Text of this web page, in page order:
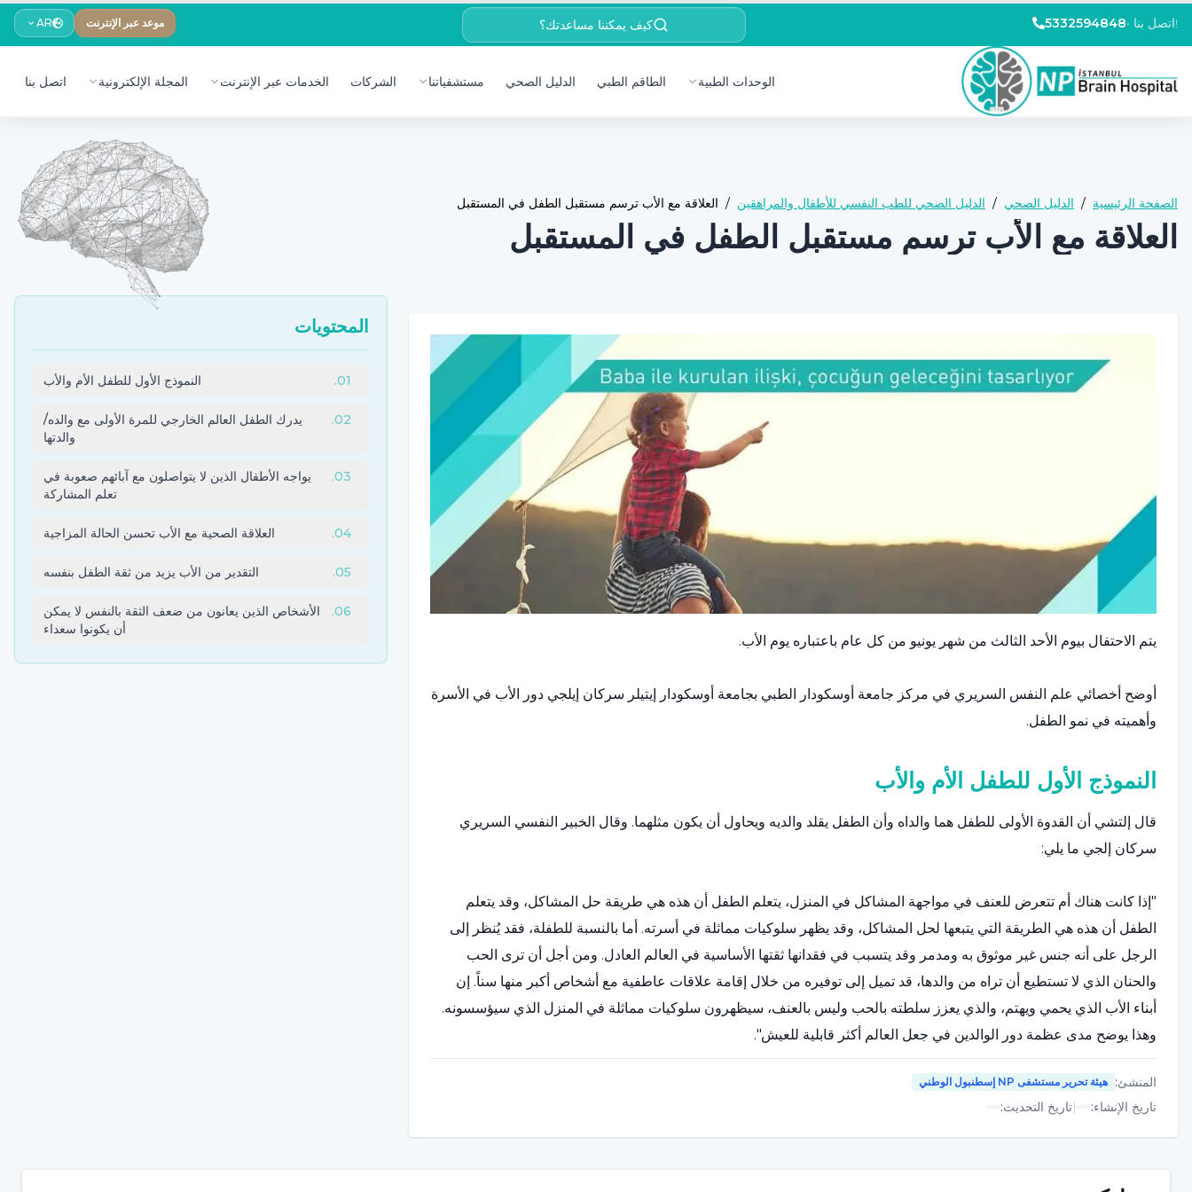
5332594848• اتصل بنا! كيف يمكننا مساعدتك؟ موعد عبر الإنترنت AR
الوحدات الطبية الطاقم الطبي الدليل الصحي مستشفياتنا الشركات الخدمات عبر الإنترنت المجلة الإلكترونية اتصل بنا
الصفحة الرئيسية / الدليل الصحي / الدليل الصحي للطب النفسي للأطفال والمراهقين / العلاقة مع الأب ترسم مستقبل الطفل في المستقبل
العلاقة مع الأب ترسم مستقبل الطفل في المستقبل
يتم الاحتفال بيوم الأحد الثالث من شهر يونيو من كل عام باعتباره يوم الأب.
أوضح أخصائي علم النفس السريري في مركز جامعة أوسكودار الطبي بجامعة أوسكودار إيتيلر سركان إيلجي دور الأب في الأسرة
وأهميته في نمو الطفل.
النموذج الأول للطفل الأم والأب
قال إلتشي أن القدوة الأولى للطفل هما والداه وأن الطفل يقلد والديه ويحاول أن يكون مثلهما. وقال الخبير النفسي السريري
سركان إلجي ما يلي:
"إذا كانت هناك أم تتعرض للعنف في مواجهة المشاكل في المنزل، يتعلم الطفل أن هذه هي طريقة حل المشاكل، وقد يتعلم
الطفل أن هذه هي الطريقة التي يتبعها لحل المشاكل، وقد يظهر سلوكيات مماثلة في أسرته. أما بالنسبة للطفلة، فقد يُنظر إلى
الرجل على أنه جنس غير موثوق به ومدمر وقد يتسبب في فقدانها ثقتها الأساسية في العالم العادل. ومن أجل أن ترى الحب
والحنان الذي لا تستطيع أن تراه من والدها، قد تميل إلى توفيره من خلال إقامة علاقات عاطفية مع أشخاص أكبر منها سناً. إن
أبناء الأب الذي يحمي ويهتم، والذي يعزز سلطته بالحب وليس بالعنف، سيظهرون سلوكيات مماثلة في المنزل الذي سيؤسسونه.
وهذا يوضح مدى عظمة دور الوالدين في جعل العالم أكثر قابلية للعيش".
يدرك الطفل العالم الخارجي للمرة الأولى مع والده/والدتها
قال سركان إلتشي مشيرًا إلى أن أول شخص يدرك الطفل أن هناك شخصًا آخر في العالم هو "الأب"، وقال: "عادة ما يُعرف هذا
المنشئ: هيئة تحرير مستشفى NP إسطنبول الوطني
تاريخ الإنشاء:
|تاريخ التحديث:
المحتويات
01
. النموذج الأول للطفل الأم والأب
02
.
يدرك الطفل العالم الخارجي للمرة الأولى مع والده/
والدتها
03
.
يواجه الأطفال الذين لا يتواصلون مع آبائهم صعوبة في
تعلم المشاركة
04
. العلاقة الصحية مع الأب تحسن الحالة المزاجية
05
. التقدير من الأب يزيد من ثقة الطفل بنفسه
06
.
الأشخاص الذين يعانون من ضعف الثقة بالنفس لا يمكن
أن يكونوا سعداء